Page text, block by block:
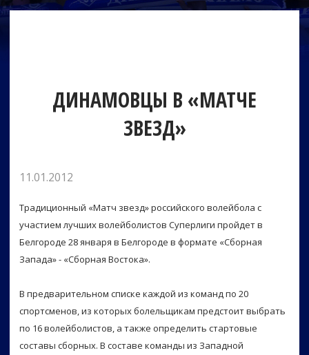
ДИНАМОВЦЫ В «МАТЧЕ
ЗВЕЗД»
11.01.2012
Традиционный «Матч звезд» российского волейбола с
участием лучших волейболистов Суперлиги пройдет в
Белгороде 28 января в Белгороде в формате «Сборная
Запада» - «Сборная Востока».
В предварительном списке каждой из команд по 20
спортсменов, из которых болельщикам предстоит выбрать
по 16 волейболистов, а также определить стартовые
составы сборных. В составе команды из Западной